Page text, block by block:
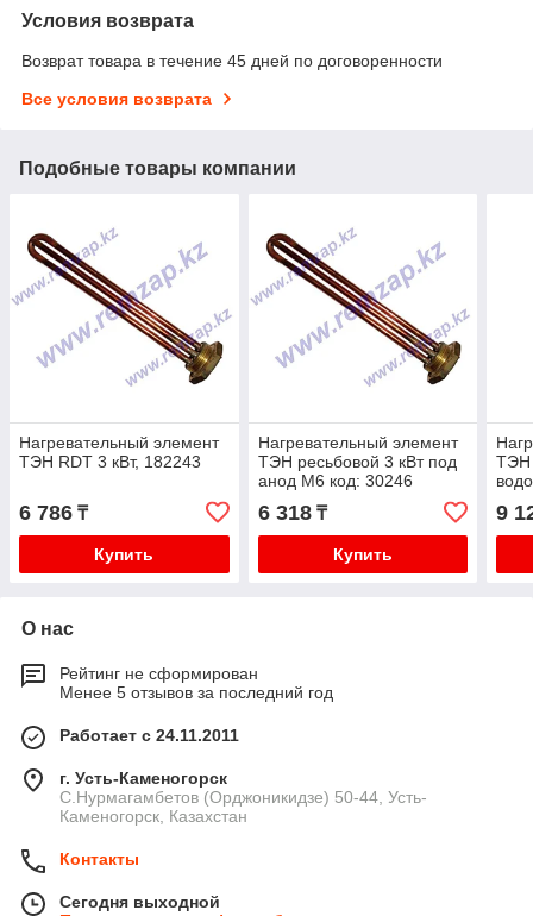
Условия возврата
Возврат товара в течение 45 дней по договоренности
Все условия возврата
Подобные товары компании
Нагревательный элемент
ТЭН RDT 3 кВт, 182243
6 786 ₸
Купить
Нагревательный элемент
ТЭН ресьбовой 3 кВт под
анод М6 код: 30246
6 318₸
Купить
ТЭН
9
О нас
Рейтинг не сформирован
Менее 5 отзывов за последний год
Работает с 24.11.2011
г. Усть-Каменогорск
С.Нурмагамбетов (Орджоникидзе) 50-44, Усть-
Каменогорск, Казахстан
Контакты
Сегодня выходной